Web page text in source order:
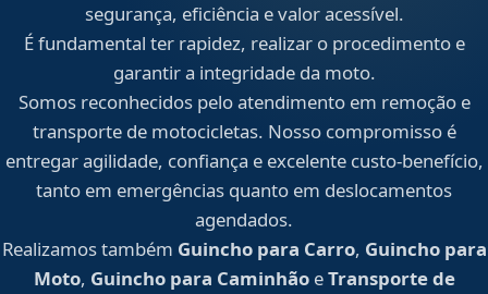
segurança, eficiência e valor acessível.
É fundamental ter rapidez, realizar o procedimento e
garantir a integridade da moto.
Somos reconhecidos pelo atendimento em remoção e
transporte de motocicletas. Nosso compromisso é
entregar agilidade, confiança e excelente custo-benefício,
tanto em emergências quanto em deslocamentos
agendados.
Realizamos também Guincho para Carro, Guincho para
Moto, Guincho para CaminhãoeTransporte de